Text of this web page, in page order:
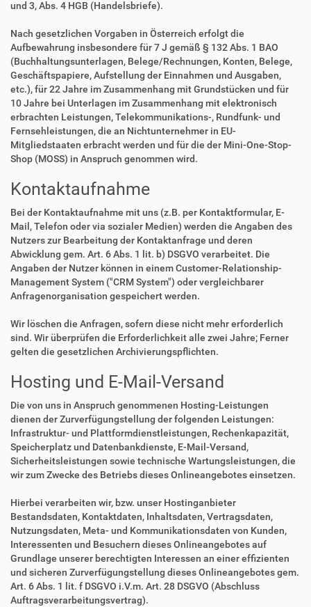
und 3, Abs. 4 HGB (Handelsbriefe).
Nach gesetzlichen Vorgaben in Österreich erfolgt die
Aufbewahrung insbesondere für 7 J gemäß § 132 Abs. 1 BAO
(Buchhaltungsunterlagen, Belege/Rechnungen, Konten, Belege,
Geschäftspapiere, Aufstellung der Einnahmen und Ausgaben,
etc.), für 22 Jahre im Zusammenhang mit Grundstücken und für
10 Jahre bei Unterlagen im Zusammenhang mit elektronisch
erbrachten Leistungen, Telekommunikations-, Rundfunk- und
Fernsehleistungen, die an Nichtunternehmer in EU-
Mitgliedstaaten erbracht werden und für die der Mini-One-Stop-
Shop (MOSS) in Anspruch genommen wird.
Kontaktaufnahme
Bei der Kontaktaufnahme mit uns (z.B. per Kontaktformular, E-
Mail, Telefon oder via sozialer Medien) werden die Angaben des
Nutzers zur Bearbeitung der Kontaktanfrage und deren
Abwicklung gem. Art. 6 Abs. 1 lit. b) DSGVO verarbeitet. Die
Angaben der Nutzer können in einem Customer-Relationship-
Management System ("CRM System") oder vergleichbarer
Anfragenorganisation gespeichert werden.
Wir löschen die Anfragen, sofern diese nicht mehr erforderlich
sind. Wir überprüfen die Erforderlichkeit alle zwei Jahre; Ferner
gelten die gesetzlichen Archivierungspflichten.
Hosting und E-Mail-Versand
Die von uns in Anspruch genommenen Hosting-Leistungen
dienen der Zurverfügungstellung der folgenden Leistungen:
Infrastruktur- und Plattformdienstleistungen, Rechenkapazität,
Speicherplatz und Datenbankdienste, E-Mail-Versand,
Sicherheitsleistungen sowie technische Wartungsleistungen, die
wir zum Zwecke des Betriebs dieses Onlineangebotes einsetzen.
Hierbei verarbeiten wir, bzw. unser Hostinganbieter
Bestandsdaten, Kontaktdaten, Inhaltsdaten, Vertragsdaten,
Nutzungsdaten, Meta- und Kommunikationsdaten von Kunden,
Interessenten und Besuchern dieses Onlineangebotes auf
Grundlage unserer berechtigten Interessen an einer effizienten
und sicheren Zurverfügungstellung dieses Onlineangebotes gem.
Art. 6 Abs. 1 lit. f DSGVO i.V.m. Art. 28 DSGVO (Abschluss
Auftragsverarbeitungsvertrag).